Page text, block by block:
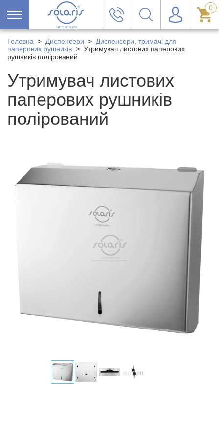
0
Головна > Диспенсери > Диспенсери, тримачі для
паперових рушників > Утримувач листових паперових
рушників полірований
Утримувач листових
паперових рушників
полірований